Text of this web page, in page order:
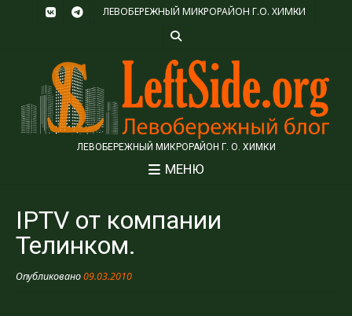
ЛЕВОБЕРЕЖНЫЙ МИКРОРАЙОН Г.О. ХИМКИ
ЛЕВОБЕРЕЖНЫЙ МИКРОРАЙОН Г. О. ХИМКИ
МЕНЮ
IPTV от компании
Телинком.
Опубликовано09.03.2010